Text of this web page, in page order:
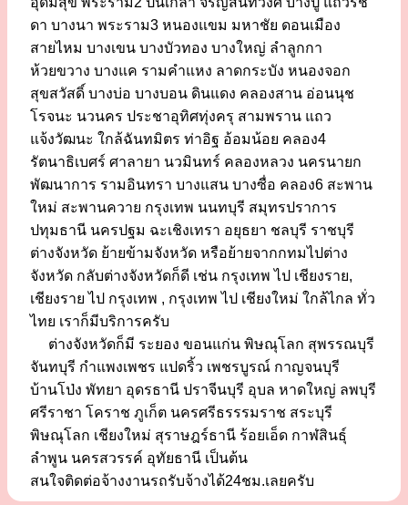
ดา บางนา พระราม3 หนองแขม มหาชัย ดอนเมือง
สายไหม บางเขน บางบัวทอง บางใหญ่ ลำลูกกา
ห้วยขวาง บางแค รามคำแหง ลาดกระบัง หนองจอก
สุขสวัสดิ์ บางบ่อ บางบอน ดินแดง คลองสาน อ่อนนุช
โรจนะ นวนคร ประชาอุทิศทุ่งครุ สามพราน แถว
แจ้งวัฒนะ ใกล้ฉันทมิตร ท่าอิฐ อ้อมน้อย คลอง4
รัตนาธิเบศร์ ศาลายา นวมินทร์ คลองหลวง นครนายก
พัฒนาการ รามอินทรา บางแสน บางซื่อ คลอง6 สะพาน
ใหม่ สะพานควาย กรุงเทพ นนทบุรี สมุทรปราการ
ปทุมธานี นครปฐม ฉะเชิงเทรา อยุธยา ชลบุรี ราชบุรี
ต่างจังหวัด ย้ายข้ามจังหวัด หรือย้ายจากกทมไปต่าง
จังหวัด กลับต่างจังหวัดก็ดี เช่น กรุงเทพ ไป เชียงราย,
เชียงราย ไป กรุงเทพ , กรุงเทพ ไป เชียงใหม่ ใกล้ไกล ทั่ว
ไทย เราก็มีบริการครับ
ต่างจังหวัดก็มี ระยอง ขอนแก่น พิษณุโลก สุพรรณบุรี
จันทบุรี กำแพงเพชร แปดริ้ว เพชรบูรณ์ กาญจนบุรี
บ้านโป่ง พัทยา อุดรธานี ปราจีนบุรี อุบล หาดใหญ่ ลพบุรี
ศรีราชา โคราช ภูเก็ต นครศรีธรรรมราช สระบุรี
พิษณุโลก เชียงใหม่ สุราษฎร์ธานี ร้อยเอ็ด กาฬสินธุ์
ลำพูน นครสวรรค์ อุทัยธานี เป็นต้น
สนใจติดต่อจ้างงานรถรับจ้างได้24ชม.เลยครับ